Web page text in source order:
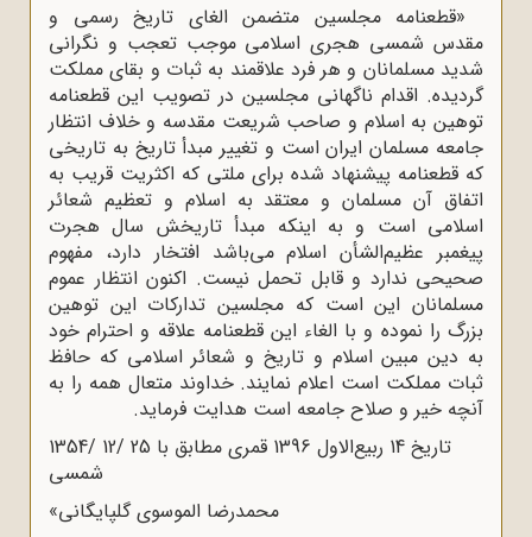
«قطعنامه مجلسین متضمن الغای تاریخ رسمی و
مقدس شمسی هجری اسلامی موجب تعجب و نگرانی
شدید مسلمانان و هر فرد علاقمند به ثبات و بقای مملکت
گردیده‌. اقدام ناگهانی مجلسین در تصویب این قطعنامه
توهین به اسلام و صاحب شریعت مقدسه و خلاف انتظار
جامعه مسلمان ایران است و تغییر مبدأ تاریخ به تاریخی
که قطعنامه پیشنهاد شده برای ملتی که اکثریت قریب به
اتفاق آن مسلمان و معتقد به اسلام و تعظیم شعائر
اسلامی است و به اینکه مبدأ تاریخش سال هجرت
پیغمبر عظیم‌الشأن اسلام می‌باشد افتخار دارد، مفهوم
صحیحی ندارد و قابل تحمل نیست. اکنون انتظار عموم
مسلمانان این است که مجلسین تدارکات این توهین
بزرگ را نموده و با الغاء این قطعنامه علاقه و احترام خود
به دین مبین اسلام و تاریخ و شعائر اسلامی که حافظ
ثبات مملکت است اعلام نمایند. خداوند متعال همه را به
آنچه خیر و صلاح جامعه است هدایت فرماید.
تاریخ 14 ربیع‌الاول 1396 قمری مطابق با 25 /12 /1354
شمسی
محمدرضا الموسوی گلپایگانی»